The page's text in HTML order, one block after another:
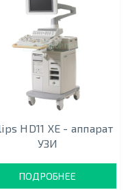
HD11 XE - аппарат
УЗИ
ПОДРОБНЕЕ